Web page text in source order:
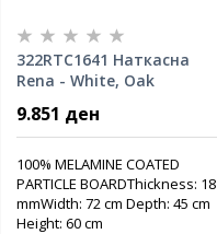
322RTC1641 Наткасна
Rena - White, Oak
9.851 ден
100% MELAMINE COATED
PARTICLE BOARDThickness: 18
mmWidth: 72 cm Depth: 45 cm
Height: 60 cm